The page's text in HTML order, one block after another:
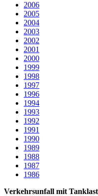
2006
2005
2004
2003
2002
2001
2000
1999
1998
1997
1996
1994
1993
1992
1991
1990
1989
1988
1987
1986
Verkehrsunfall mit